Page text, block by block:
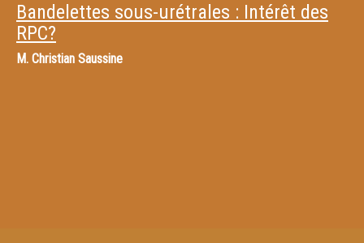
Bandelettes sous-urétrales : Intérêt des
RPC?
M. Christian Saussine